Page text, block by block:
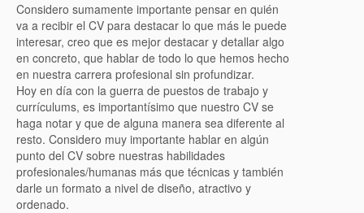
Considero sumamente importante pensar en quién
va a recibir el CV para destacar lo que más le puede
interesar, creo que es mejor destacar y detallar algo
en concreto, que hablar de todo lo que hemos hecho
en nuestra carrera profesional sin profundizar.
Hoy en día con la guerra de puestos de trabajo y
currículums, es importantísimo que nuestro CV se
haga notar y que de alguna manera sea diferente al
resto. Considero muy importante hablar en algún
punto del CV sobre nuestras habilidades
profesionales/humanas más que técnicas y también
darle un formato a nivel de diseño, atractivo y
ordenado.